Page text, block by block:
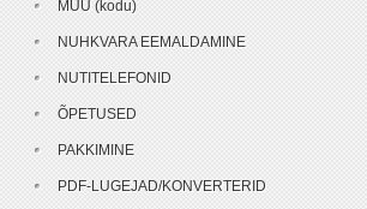
MUU (kodu)
NUHKVARA EEMALDAMINE
NUTITELEFONID
ÕPETUSED
PAKKIMINE
PDF-LUGEJAD/KONVERTERID